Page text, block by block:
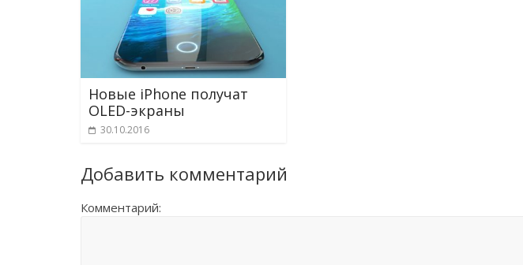
Новые iPhone получат
OLED-экраны
30.10.2016
Добавить комментарий
Комментарий: